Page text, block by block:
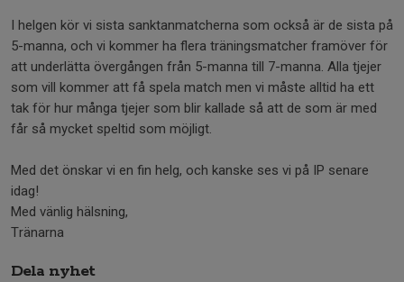
I helgen kör vi sista sanktanmatcherna som också är de sista på
5-manna, och vi kommer ha flera träningsmatcher framöver för
att underlätta övergången från 5-manna till 7-manna. Alla tjejer
som vill kommer att få spela match men vi måste alltid ha ett
tak för hur många tjejer som blir kallade så att de som är med
får så mycket speltid som möjligt.
Med det önskar vi en fin helg, och kanske ses vi på IP senare
idag!
Med vänlig hälsning,
Tränarna
Dela nyhet